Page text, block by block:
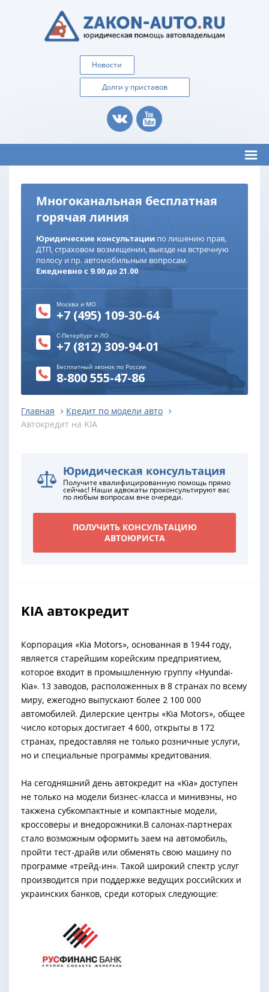
Новости
Долги у приставов
Многоканальная бесплатная
горячая линия
Юридические консультации по лишению прав,
ДТП, страховом возмещении, выезде на встречную
полосу и пр. автомобильным вопросам.
Ежедневно с 9.00 до 21.00
Москва и МО
+7 (495) 109-30-64
С-Петербург и ЛО
+7 (812) 309-94-01
Бесплатный звонок по России
8-800 555-47-86
Главная
Кредит по модели авто
Автокредит на KIA
Юридическая консультация
Получите квалифицированную помощь прямо
сейчас! Наши адвокаты проконсультируют вас
по любым вопросам вне очереди.
ПОЛУЧИТЬ КОНСУЛЬТАЦИЮ
АВТОЮРИСТА
KIA автокредит
Корпорация «Kia Motors», основанная в 1944 году,
является старейшим корейским предприятием,
которое входит в промышленную группу «Hyundai-
Kia». 13 заводов, расположенных в 8 странах по всему
миру, ежегодно выпускают более 2 100 000
автомобилей. Дилерские центры «Kia Motors», общее
число которых достигает 4 600, открыты в 172
странах, предоставляя не только розничные услуги,
но и специальные программы кредитования.
На сегодняшний день автокредит на «Kia» доступен
не только на модели бизнес-класса и минивэны, но
такжена субкомпактные и компактные модели,
кроссоверы и внедорожники.В салонах-партнерах
стало возможным оформить заем на автомобиль,
пройти тест-драйв или обменять свою машину по
программе «трейд-ин». Такой широкий спектр услуг
производится при поддержке ведущих российских и
украинских банков, среди которых следующие: